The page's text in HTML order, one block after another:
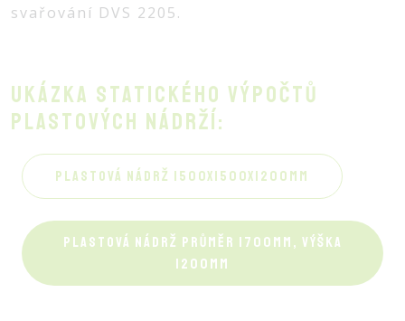
svařování DVS 2205.
Ukázka statického výpočtů
plastových nádrží:
PLASTOVÁ NÁDRŽ 1500X1500X1200MM
PLASTOVÁ NÁDRŽ PRŮMĚR 1700MM, VÝŠKA
1200MM